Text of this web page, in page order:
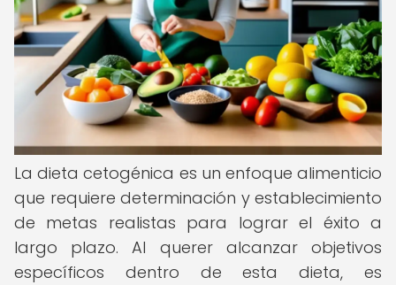
La dieta cetogénica es un enfoque alimenticio
que requiere determinación y establecimiento
de metas realistas para lograr el éxito a
largo plazo. Al querer alcanzar objetivos
específicos dentro de esta dieta, es